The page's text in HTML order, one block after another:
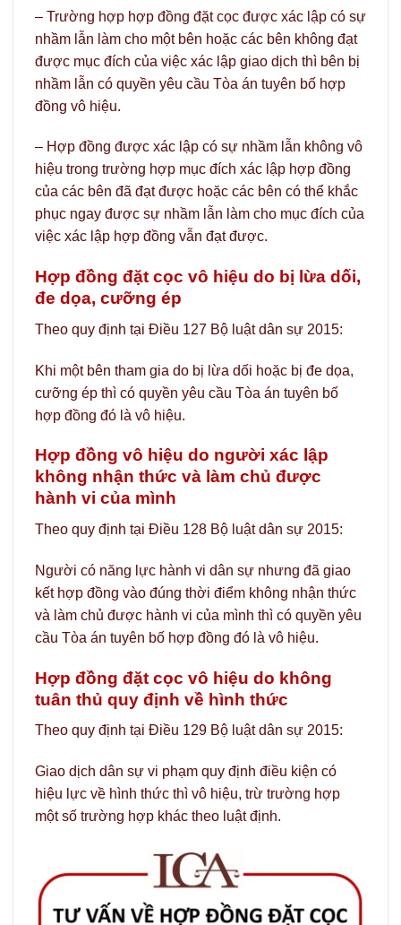
– Trường hợp hợp đồng đặt cọc được xác lập có sự
nhầm lẫn làm cho một bên hoặc các bên không đạt
được mục đích của việc xác lập giao dịch thì bên bị
nhầm lẫn có quyền yêu cầu Tòa án tuyên bố hợp
đồng vô hiệu.
– Hợp đồng được xác lập có sự nhầm lẫn không vô
hiệu trong trường hợp mục đích xác lập hợp đồng
của các bên đã đạt được hoặc các bên có thể khắc
phục ngay được sự nhầm lẫn làm cho mục đích của
việc xác lập hợp đồng vẫn đạt được.
Hợp đồng đặt cọc vô hiệu do bị lừa dối,
đe dọa, cưỡng ép
Theo quy định tại Điều 127 Bộ luật dân sự 2015:
Khi một bên tham gia do bị lừa dối hoặc bị đe dọa,
cưỡng ép thì có quyền yêu cầu Tòa án tuyên bố
hợp đồng đó là vô hiệu.
Hợp đồng vô hiệu do người xác lập
không nhận thức và làm chủ được
hành vi của mình
Theo quy định tại Điều 128 Bộ luật dân sự 2015:
Người có năng lực hành vi dân sự nhưng đã giao
kết hợp đồng vào đúng thời điểm không nhận thức
và làm chủ được hành vi của mình thì có quyền yêu
cầu Tòa án tuyên bố hợp đồng đó là vô hiệu.
Hợp đồng đặt cọc vô hiệu do không
tuân thủ quy định về hình thức
Theo quy định tại Điều 129 Bộ luật dân sự 2015:
Giao dịch dân sự vi phạm quy định điều kiện có
hiệu lực về hình thức thì vô hiệu, trừ trường hợp
một số trường hợp khác theo luật định.